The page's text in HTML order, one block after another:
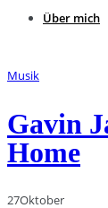
Über mich
Musik
Gavin
Home
27Oktober